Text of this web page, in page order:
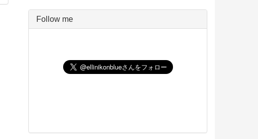
Pico
UNIX 198
PukiWiki 18
日々の出来事 160
Follow me